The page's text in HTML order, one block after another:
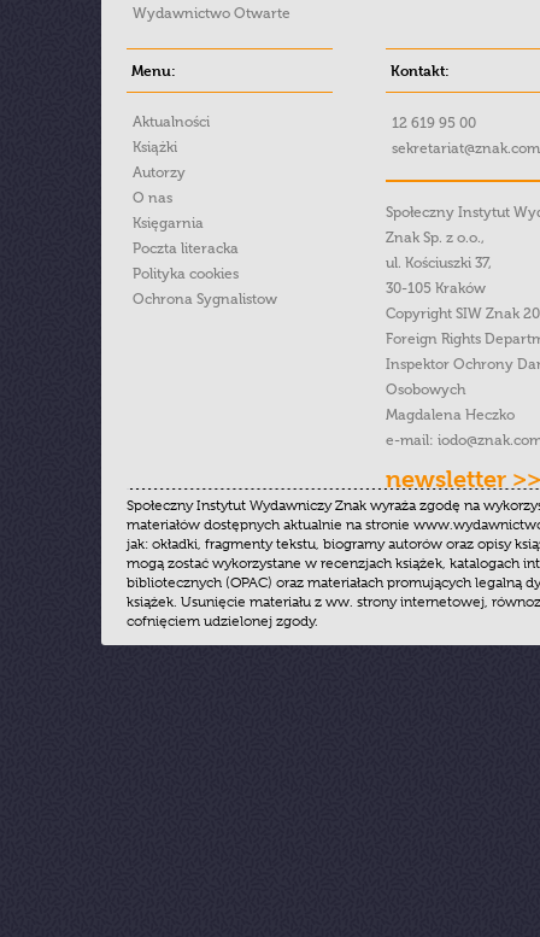
Wydawnictwo Otwarte
Menu:
Aktualności
Książki
Autorzy
O nas
Księgarnia
Poczta literacka
Polityka cookies
Ochrona Sygnalistow
Kontakt:
12 619 95 00
Społeczny Instytut
Znak Sp. z o.o.,
ul. Kościuszki 37,
30-105 Kraków
Copyright SIW Znak
Foreign Rights
Inspektor Ochrony
Osobowych
Magdalena Heczko
e-mail:
newsletter >>
Społeczny Instytut Wydawniczy Znak wyraża zgodę na
materiałów dostępnych aktualnie na stronie
jak: okładki, fragmenty tekstu, biogramy autorów oraz opisy
mogą zostać wykorzystane w recenzjach książek, katalogach
bibliotecznych (OPAC) oraz materiałach promujących legalną
książek. Usunięcie materiału z ww. strony internetowej,
cofnięciem udzielonej zgody.